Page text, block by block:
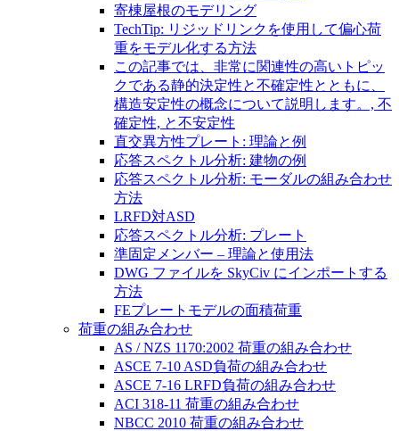
寄棟屋根のモデリング
TechTip: リジッドリンクを使用して偏心荷
重をモデル化する方法
この記事では、非常に関連性の高いトピッ
クである静的決定性と不確定性とともに、
構造安定性の概念について説明します。, 不
確定性, と不安定性
直交異方性プレート: 理論と例
応答スペクトル分析: 建物の例
応答スペクトル分析: モーダルの組み合わせ
方法
LRFD対ASD
応答スペクトル分析: プレート
準固定メンバー – 理論と使用法
DWG ファイルを SkyCiv にインポートする
方法
FEプレートモデルの面積荷重
荷重の組み合わせ
AS / NZS 1170:2002 荷重の組み合わせ
ASCE 7-10 ASD負荷の組み合わせ
ASCE 7-16 LRFD負荷の組み合わせ
ACI 318-11 荷重の組み合わせ
NBCC 2010 荷重の組み合わせ